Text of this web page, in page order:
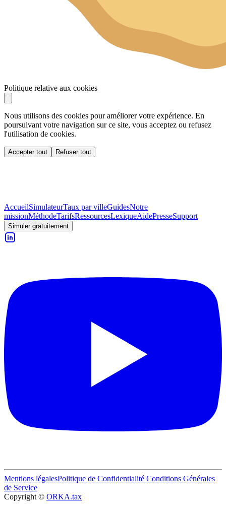
Politique relative aux cookies
Nous utilisons des cookies pour améliorer votre expérience. En
poursuivant votre navigation sur ce site, vous acceptez ou refusez
l'utilisation de cookies.
Accepter tout Refuser tout
AccueilSimulateurTaux par villeGuidesNotre
missionMéthodeTarifsRessourcesLexiqueAidePresseSupport
Simuler gratuitement
Mentions légalesPolitique de Confidentialité Conditions Générales
de Service
Copyright © ORKA.tax